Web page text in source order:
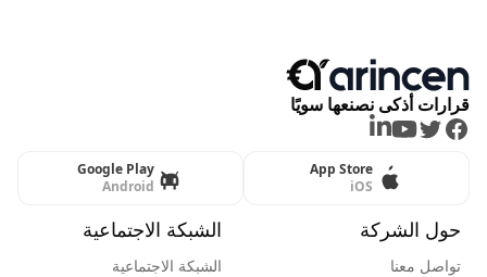
قرارات أذكى نصنعها سويًا
Facebook
Twitter
Youtube
LinkedIn
App Store
iOS
Google Play
Android
حول الشركة
تواصل معنا
الشبكة الاجتماعية
الشبكة الاجتماعية